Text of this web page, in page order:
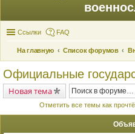
Ссылки FAQ
На главную Список форумов
Официальные
Новая тема
Отметить все темы как